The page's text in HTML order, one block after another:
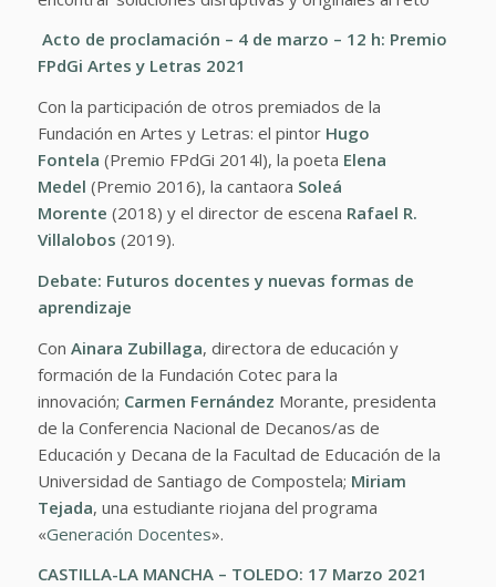
Acto de proclamación – 4 de marzo – 12 h: Premio
FPdGi Artes y Letras 2021
Con la participación de otros premiados de la
Fundación en Artes y Letras: el pintor Hugo
Fontela (Premio FPdGi 2014l), la poeta Elena
Medel (Premio 2016), la cantaora Soleá
Morente (2018) y el director de escena Rafael R.
Villalobos (2019).
Debate: Futuros docentes y nuevas formas de
aprendizaje
Con Ainara Zubillaga, directora de educación y
formación de la Fundación Cotec para la
innovación; Carmen Fernández Morante, presidenta
de la Conferencia Nacional de Decanos/as de
Educación y Decana de la Facultad de Educación de la
Universidad de Santiago de Compostela; Miriam
Tejada, una estudiante riojana del programa
«Generación Docentes».
CASTILLA-LA MANCHA – TOLEDO: 17 Marzo 2021